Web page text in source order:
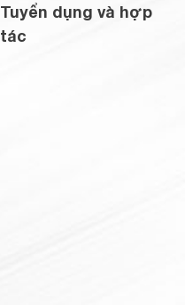
Tuyển dụng và hợp
tác